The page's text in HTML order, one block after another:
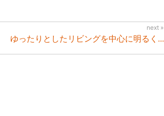
ゆったりとしたリビングを中心に明るく...